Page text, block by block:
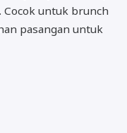
Cocok untuk brunch
pasangan untuk